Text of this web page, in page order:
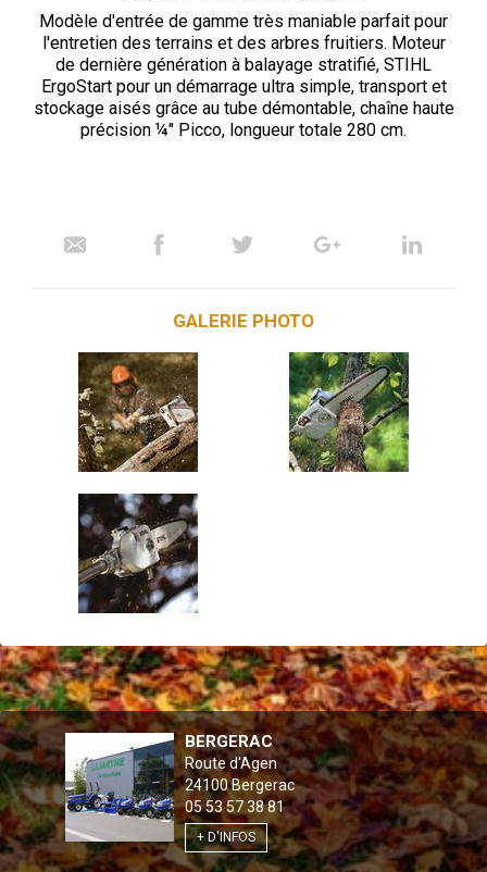
Modèle d'entrée de gamme très maniable parfait pour
l'entretien des terrains et des arbres fruitiers. Moteur
de dernière génération à balayage stratifié, STIHL
ErgoStart pour un démarrage ultra simple, transport et
stockage aisés grâce au tube démontable, chaîne haute
précision ¼" Picco, longueur totale 280 cm.
GALERIE PHOTO
BERGERAC
Route d'Agen
24100Bergerac
05 53 57 38 81
+ D'INFOS